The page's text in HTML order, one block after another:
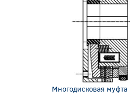
Многодисковая